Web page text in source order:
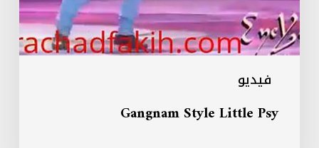
فيديو
Gangnam Style Little Psy